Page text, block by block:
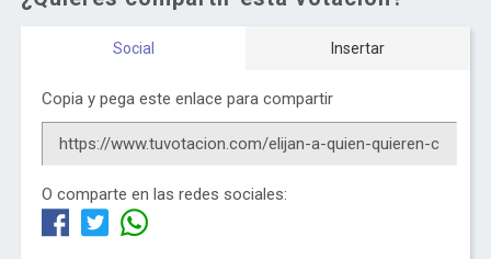
Social Insertar
Copia y pega este enlace para compartir
O comparte en las redes sociales: